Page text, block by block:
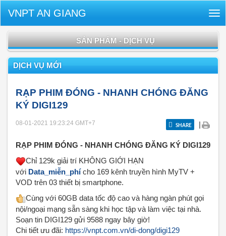
VNPT AN GIANG
SẢN PHẨM - DỊCH VỤ
DỊCH VỤ MỚI
RẠP PHIM ĐÓNG - NHANH CHÓNG ĐĂNG
KÝ DIGI129
08-01-2021 19:23:24 GMT+7 SHARE |
RẠP PHIM ĐÓNG - NHANH CHÓNG ĐĂNG KÝ DIGI129
Chỉ 129k giải trí KHÔNG GIỚI HẠN
với Data_miễn_phícho 169 kênh truyền hình MyTV +
VOD trên 03 thiết bị smartphone.
Cùng với 60GB data tốc độ cao và hàng ngàn phút gọi
nội/ngoại mạng sẵn sàng khi học tập và làm việc tại nhà.
Soạn tin DIGI129 gửi 9588 ngay bây giờ!
Chi tiết ưu đãi: https://vnpt.com.vn/di-dong/digi129